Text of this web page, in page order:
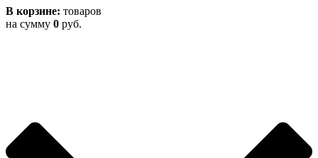
В корзине: товаров
на сумму 0 руб.